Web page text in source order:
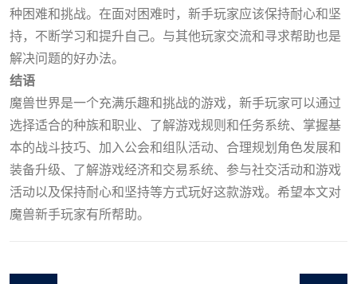
种困难和挑战。在面对困难时，新手玩家应该保持耐心和坚
持，不断学习和提升自己。与其他玩家交流和寻求帮助也是
解决问题的好办法。
结语
魔兽世界是一个充满乐趣和挑战的游戏，新手玩家可以通过
选择适合的种族和职业、了解游戏规则和任务系统、掌握基
本的战斗技巧、加入公会和组队活动、合理规划角色发展和
装备升级、了解游戏经济和交易系统、参与社交活动和游戏
活动以及保持耐心和坚持等方式玩好这款游戏。希望本文对
魔兽新手玩家有所帮助。